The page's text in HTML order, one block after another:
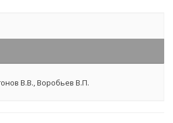
В.В.,Воробьев В.П.